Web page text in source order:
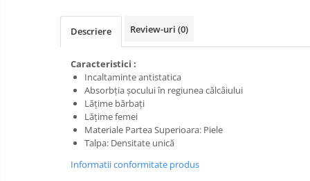
Hidrofoare
Pompe de suprafata
Pompe submersibile
ajutor
Protecția
capului
Protecția ochilor
Protecția respirației
Protecția urechilor
Scule de
mana
Scule
electrice
Semnalizare
și
delimitare
Descriere Review-uri (0)
Caracteristici :
Incaltaminte antistatica
Absorbția șocului în regiunea călcâiului
Lățime bărbați
Lățime femei
Materiale Partea Superioara: Piele
Talpa: Densitate unică
Informatii conformitate produs